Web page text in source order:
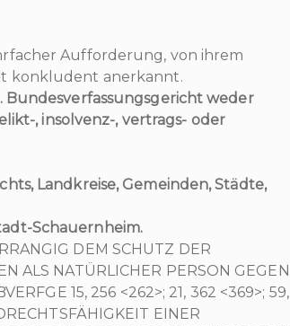
Aufforderung, von ihrem
konkludent anerkannt.
weder
, insolvenz-, vertrags- oder
Landkreise, Gemeinden, Städte,
Schauernheim.
DEM SCHUTZ DER
ALS NATÜRLICHER PERSON GEGEN
15, 256 <262>; 21, 362 <369>; 59,
EINER